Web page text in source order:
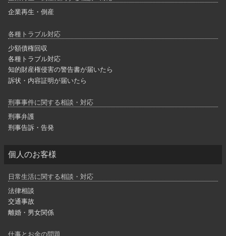
企業再生・倒産
各種トラブル対応
少額債権回収
各種トラブル対応
知的財産権侵害の警告書が届いたら
訴状・内容証明が届いたら
刑事事件に関する相談・対応
刑事弁護
刑事告訴・告発
個人のお客様
日常生活に関する相談・対応
法律相談
交通事故
離婚・男女関係
仕事とお金の問題